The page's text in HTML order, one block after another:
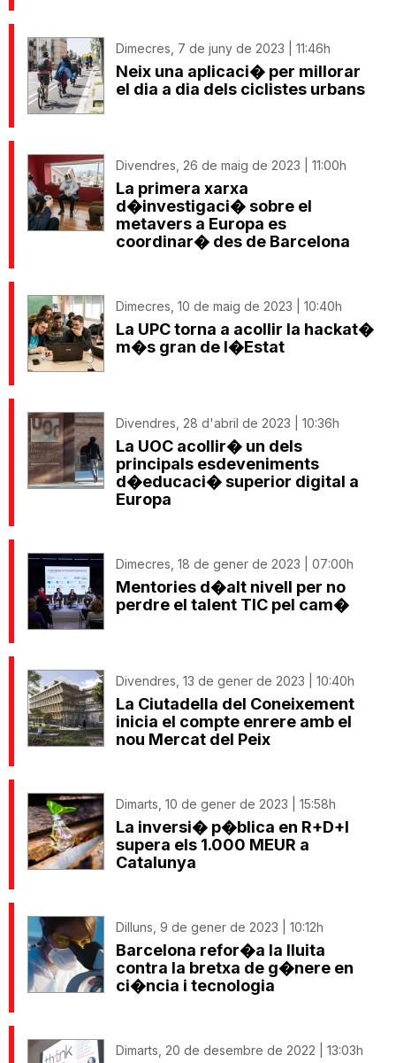
Dimecres, 7 de juny de 2023 | 11:46h
Neix una aplicaci� per millorar
el dia a dia dels ciclistes urbans
Divendres, 26 de maig de 2023 | 11:00h
La primera xarxa
d�investigaci� sobre el
metavers a Europa es
coordinar� des de Barcelona
Dimecres, 10 de maig de 2023 | 10:40h
La UPC torna a acollir la hackat�
m�s gran de l�Estat
Divendres, 28 d'abril de 2023 | 10:36h
La UOC acollir� un dels
principals esdeveniments
d�educaci� superior digital a
Europa
Dimecres, 18 de gener de 2023 | 07:00h
Mentories d�alt nivell per no
perdre el talent TIC pel cam�
Divendres, 13 de gener de 2023 | 10:40h
La Ciutadella del Coneixement
inicia el compte enrere amb el
nou Mercat del Peix
Dimarts, 10 de gener de 2023 | 15:58h
La inversi� p�blica en R+D+I
supera els 1.000 MEUR a
Catalunya
Dilluns, 9 de gener de 2023 | 10:12h
Barcelona refor�a la lluita
contra la bretxa de g�nere en
ci�ncia i tecnologia
Dimarts, 20 de desembre de 2022 | 13:03h